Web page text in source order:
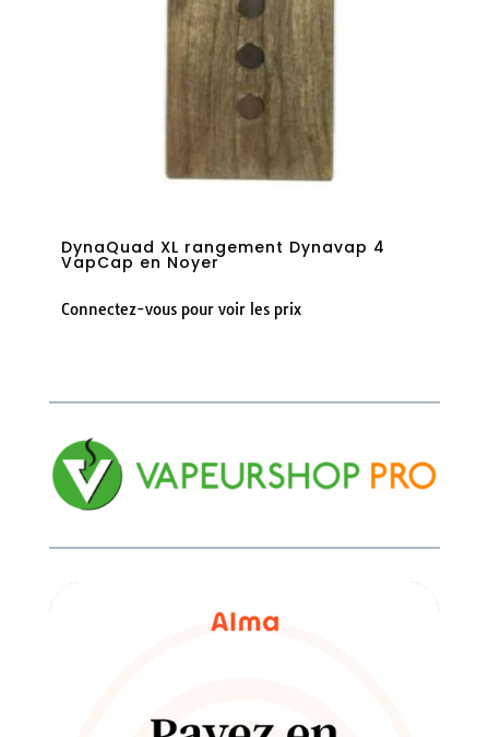
DynaQuad XL rangement Dynavap 4
VapCap en Noyer
Connectez-vous pour voir les prix